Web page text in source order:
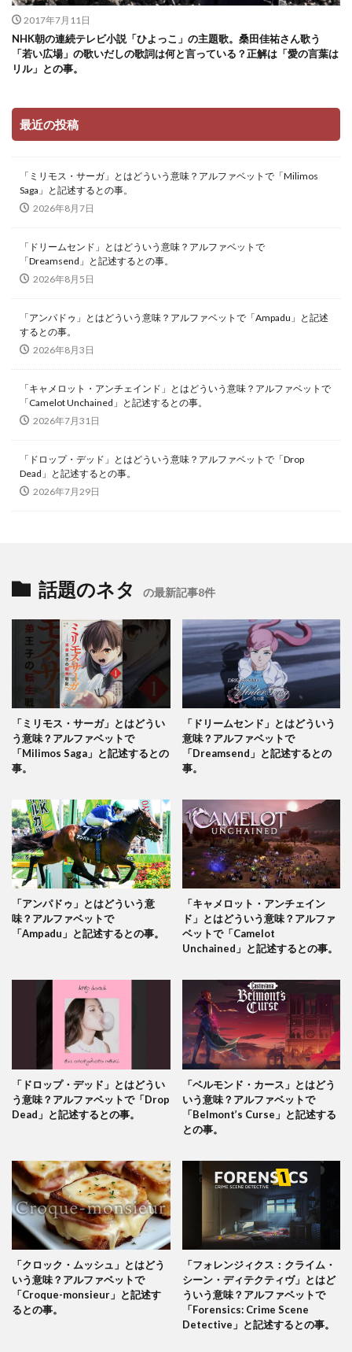
2017年7月11日
NHK朝の連続テレビ小説「ひよっこ」の主題歌。桑田佳祐さん歌う
「若い広場」の歌いだしの歌詞は何と言っている？正解は「愛の言葉は
リル」との事。
最近の投稿
「ミリモス・サーガ」とはどういう意味？アルファベットで「Milimos
Saga」と記述するとの事。
2026年8月7日
「ドリームセンド」とはどういう意味？アルファベットで
「Dreamsend」と記述するとの事。
2026年8月5日
「アンパドゥ」とはどういう意味？アルファベットで「Ampadu」と記述
するとの事。
2026年8月3日
「キャメロット・アンチェインド」とはどういう意味？アルファベットで
「Camelot Unchained」と記述するとの事。
2026年7月31日
「ドロップ・デッド」とはどういう意味？アルファベットで「Drop
Dead」と記述するとの事。
2026年7月29日
話題のネタ の最新記事8件
「ミリモス・サーガ」とはどうい
う意味？アルファベットで
「Milimos Saga」と記述するとの
事。
「ドリームセンド」とはどういう
意味？アルファベットで
「Dreamsend」と記述するとの
事。
「アンパドゥ」とはどういう意
味？アルファベットで
「Ampadu」と記述するとの事。
「キャメロット・アンチェイン
ド」とはどういう意味？アルファ
ベットで「Camelot
Unchained」と記述するとの事。
「ドロップ・デッド」とはどうい
う意味？アルファベットで「Drop
Dead」と記述するとの事。
「ベルモンド・カース」とはどう
いう意味？アルファベットで
「Belmont’s Curse」と記述する
との事。
「クロック・ムッシュ」とはどう
いう意味？アルファベットで
「Croque-monsieur」と記述す
るとの事。
「フォレンジィクス：クライム・
シーン・ディテクティヴ」とはど
ういう意味？アルファベットで
「Forensics: Crime Scene
Detective」と記述するとの事。